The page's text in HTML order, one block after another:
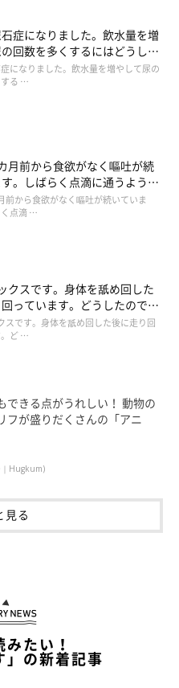
症になりました。飲水量を増
回数を多くするにはどうした
か。
になりました。飲水量を増やして尿の
る …
月前から食欲がなく嘔吐が続
。しばらく点滴に通うように
ですが心配です。
前から食欲がなく嘔吐が続いていま
点滴 …
クスです。身体を舐め回した
っています。どうしたのでし
スです。身体を舐め回した後に走り回
。ど …
できる点がうれしい！ 動物の
フが盛りだくさんの「アニ
｜Hugkum)
見る
たい！
」の新着記事